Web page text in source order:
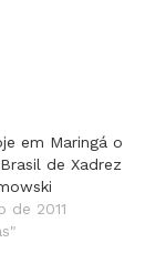
em Maringá o
de Xadrez
de 2011